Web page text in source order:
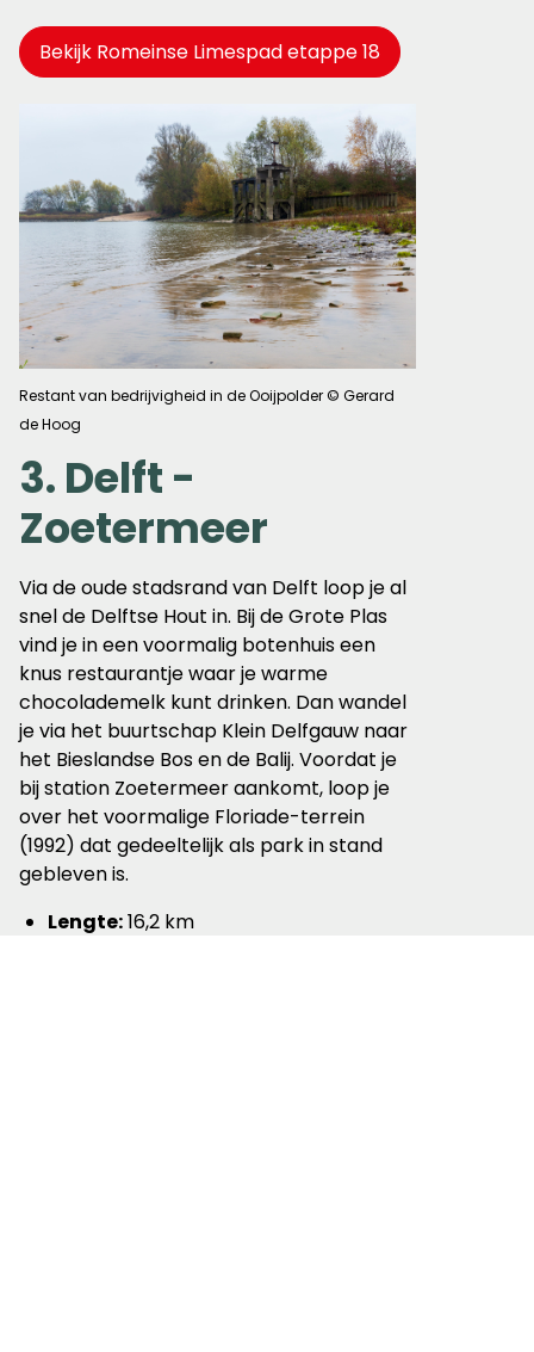
Bekijk Romeinse Limespad etappe 18
Restant van bedrijvigheid in de Ooijpolder © Gerard
de Hoog
3. Delft -
Zoetermeer
Via de oude stadsrand van Delft loop je al
snel de Delftse Hout in. Bij de Grote Plas
vind je in een voormalig botenhuis een
knus restaurantje waar je warme
chocolademelk kunt drinken. Dan wandel
je via het buurtschap Klein Delfgauw naar
het Bieslandse Bos en de Balij. Voordat je
bij station Zoetermeer aankomt, loop je
over het voormalige Floriade-terrein
(1992) dat gedeeltelijk als park in stand
gebleven is.
Lengte:16,2 km